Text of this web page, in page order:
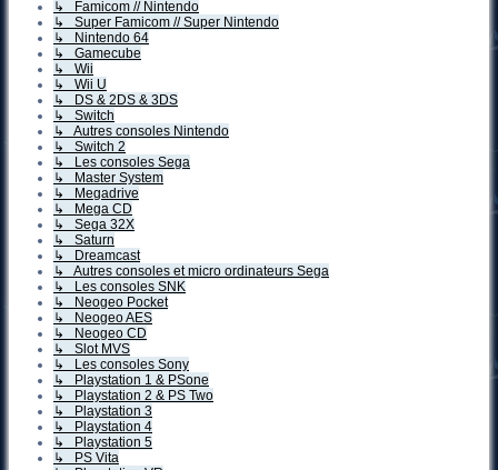
↳ Famicom // Nintendo
↳ Super Famicom // Super Nintendo
↳ Nintendo 64
↳ Gamecube
↳ Wii
↳ Wii U
↳ DS & 2DS & 3DS
↳ Switch
↳ Autres consoles Nintendo
↳ Switch 2
↳ Les consoles Sega
↳ Master System
↳ Megadrive
↳ Mega CD
↳ Sega 32X
↳ Saturn
↳ Dreamcast
↳ Autres consoles et micro ordinateurs Sega
↳ Les consoles SNK
↳ Neogeo Pocket
↳ Neogeo AES
↳ Neogeo CD
↳ Slot MVS
↳ Les consoles Sony
↳ Playstation 1 & PSone
↳ Playstation 2 & PS Two
↳ Playstation 3
↳ Playstation 4
↳ Playstation 5
↳ PS Vita